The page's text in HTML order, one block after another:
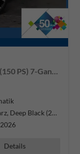
Schwarz, Deep Black (2T2T)
Details